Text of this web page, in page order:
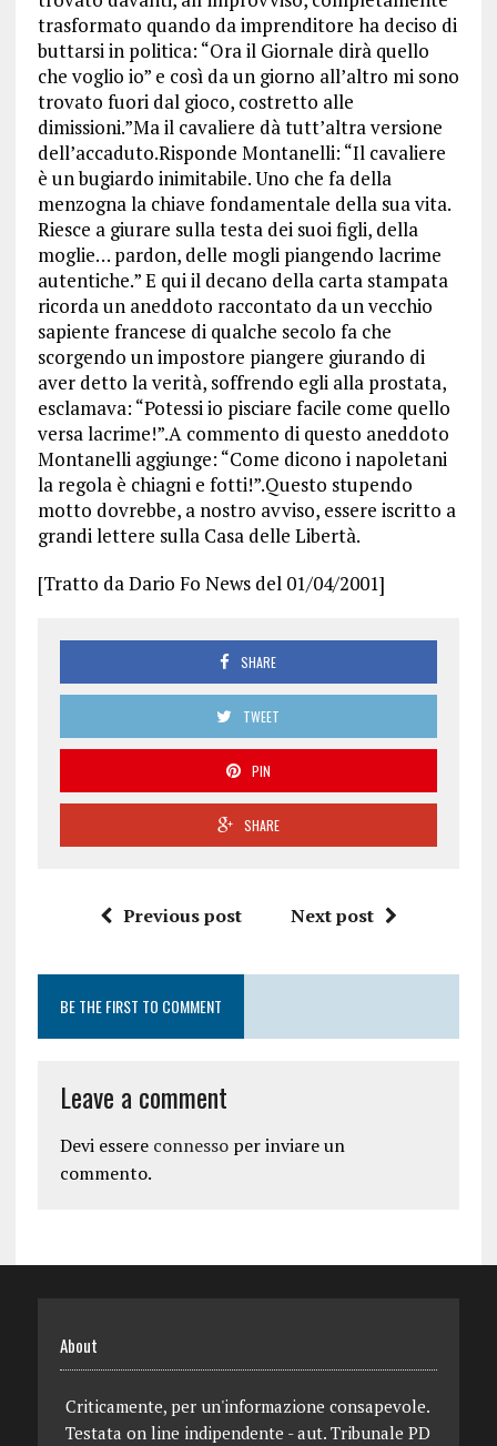
trasformato quando da imprenditore ha deciso di
buttarsi in politica: “Ora il Giornale dirà quello
che voglio io” e così da un giorno all’altro mi sono
trovato fuori dal gioco, costretto alle
dimissioni.”Ma il cavaliere dà tutt’altra versione
dell’accaduto.Risponde Montanelli: “Il cavaliere
è un bugiardo inimitabile. Uno che fa della
menzogna la chiave fondamentale della sua vita.
Riesce a giurare sulla testa dei suoi figli, della
moglie… pardon, delle mogli piangendo lacrime
autentiche.” E qui il decano della carta stampata
ricorda un aneddoto raccontato da un vecchio
sapiente francese di qualche secolo fa che
scorgendo un impostore piangere giurando di
aver detto la verità, soffrendo egli alla prostata,
esclamava: “Potessi io pisciare facile come quello
versa lacrime!”.A commento di questo aneddoto
Montanelli aggiunge: “Come dicono i napoletani
la regola è chiagni e fotti!”.Questo stupendo
motto dovrebbe, a nostro avviso, essere iscritto a
grandi lettere sulla Casa delle Libertà.
[Tratto da Dario Fo News del 01/04/2001]
SHARE
TWEET
PIN
SHARE
Previous post Next post
BE THE FIRST TO COMMENT
Leave a comment
Devi essere connessoper inviare un
commento.
About
Criticamente, per un'informazione consapevole.
Testata on line indipendente - aut. Tribunale PD